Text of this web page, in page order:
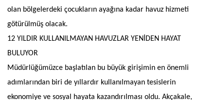
olan bölgelerdeki çocukların ayağına kadar havuz hizmeti
götürülmüş olacak.
12 YILDIR KULLANILMAYAN HAVUZLAR YENİDEN HAYAT
BULUYOR
Müdürlüğümüzce başlatılan bu büyük girişimin en önemli
adımlarından biri de yıllardır kullanılmayan tesislerin
ekonomiye ve sosyal hayata kazandırılması oldu. Akçakale,